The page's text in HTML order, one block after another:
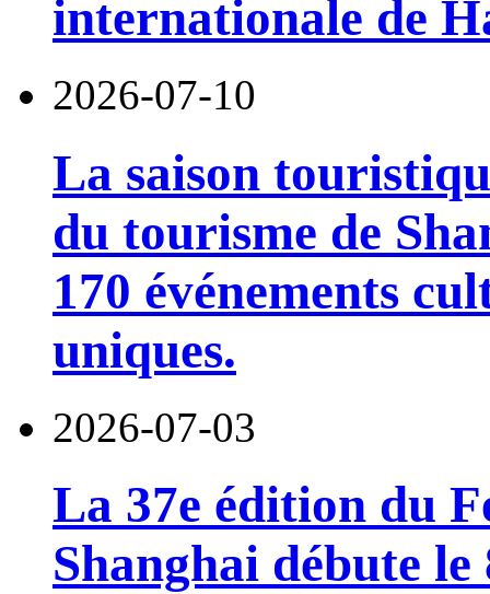
internationale de
2026-07-10
La saison
du tourisme de
170 événements
uniques.
2026-07-03
La 37e édition du
Shanghai débute